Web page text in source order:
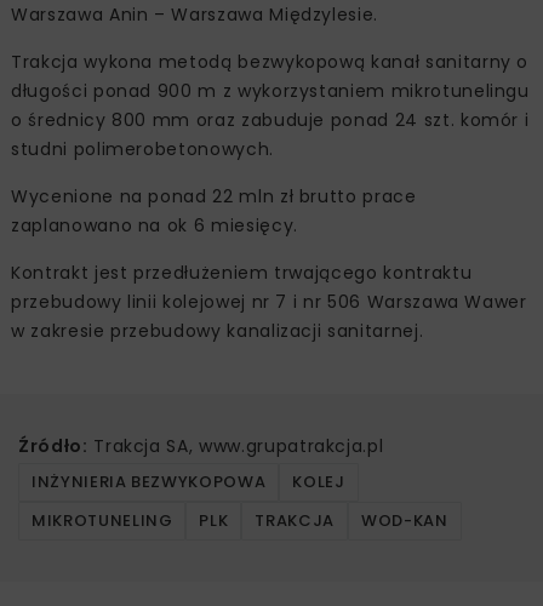
Warszawa Anin – Warszawa Międzylesie.
Trakcja wykona metodą bezwykopową kanał sanitarny o
długości ponad 900 m z wykorzystaniem mikrotunelingu
o średnicy 800 mm oraz zabuduje ponad 24 szt. komór i
studni polimerobetonowych.
Wycenione na ponad 22 mln zł brutto prace
zaplanowano na ok 6 miesięcy.
Kontrakt jest przedłużeniem trwającego kontraktu
przebudowy linii kolejowej nr 7 i nr 506 Warszawa Wawer
w zakresie przebudowy kanalizacji sanitarnej.
Źródło: Trakcja SA, www.grupatrakcja.pl
INŻYNIERIA BEZWYKOPOWA
KOLEJ
MIKROTUNELING
PLK TRAKCJA WOD-KAN